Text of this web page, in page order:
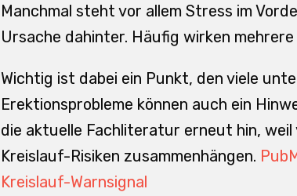
Manchmal steht vor allem Stress im
Ursache dahinter. Häufig wirken
Wichtig ist dabei ein Punkt, den viele
Erektionsprobleme können auch ein
die aktuelle Fachliteratur erneut hin,
Kreislauf-Risiken zusammenhängen.
Kreislauf-Warnsignal